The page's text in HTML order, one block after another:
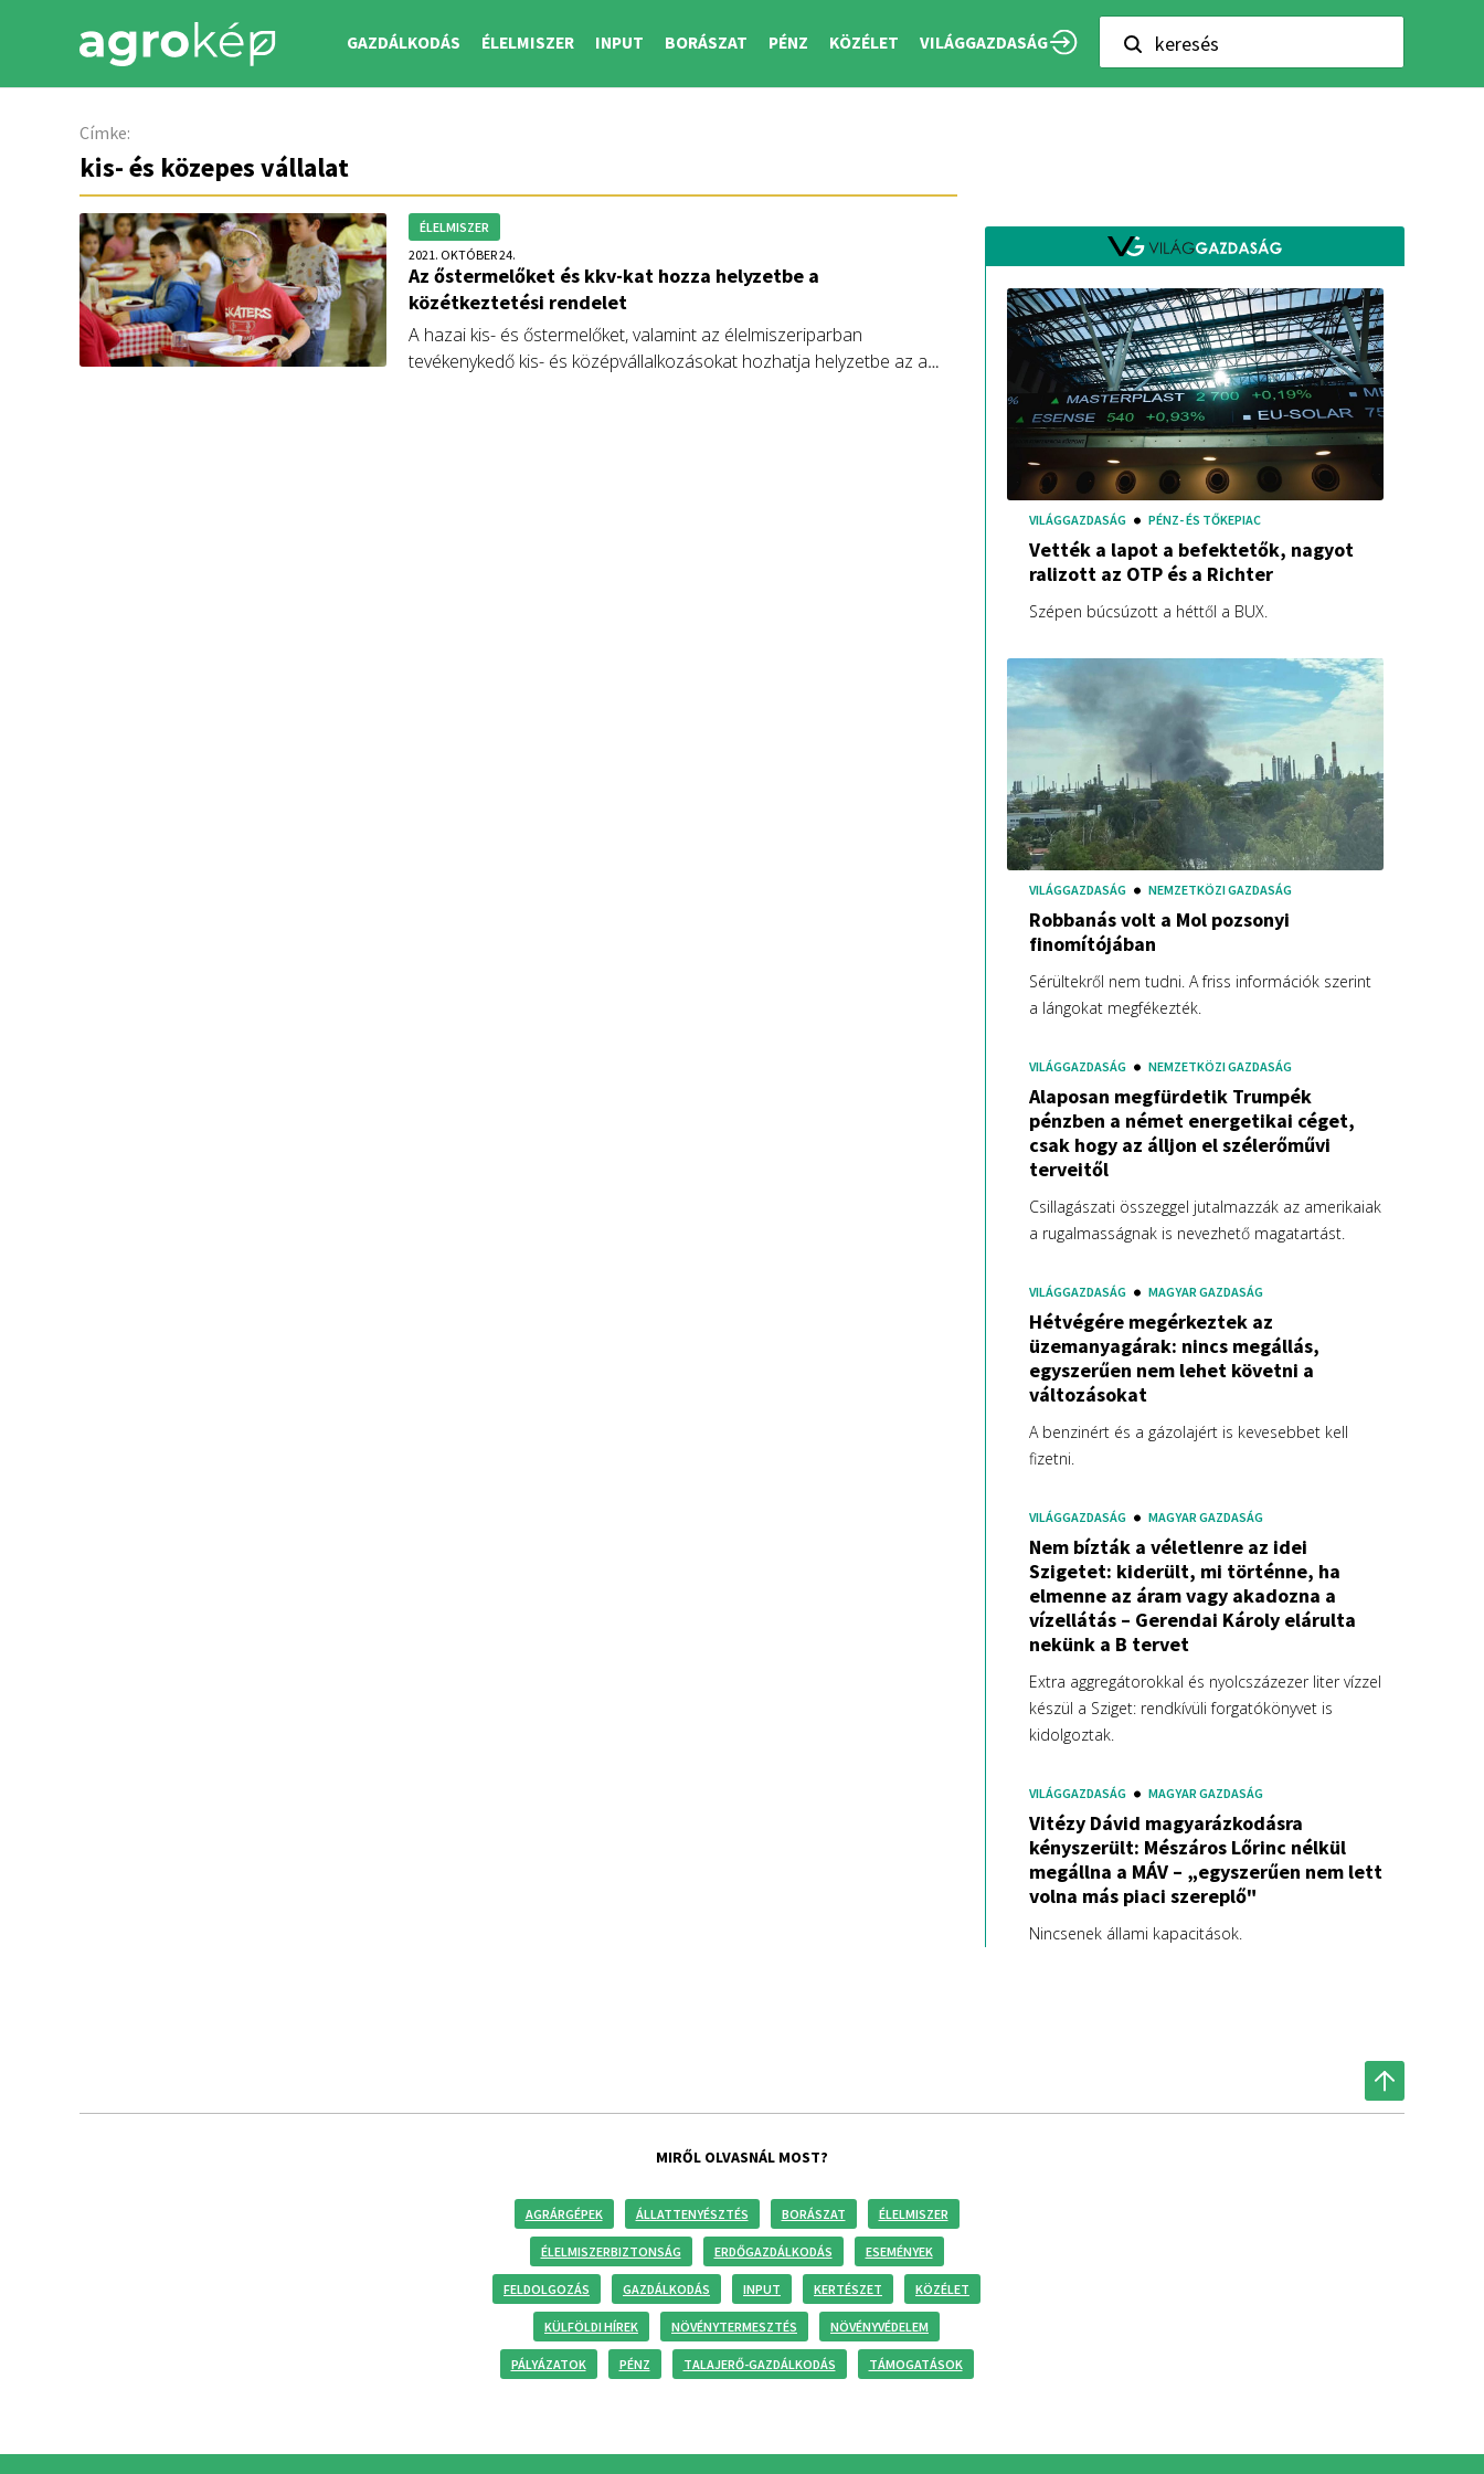
GAZDÁLKODÁS ÉLELMISZER INPUT BORÁSZAT PÉNZ KÖZÉLET VILÁGGAZDASÁG keresés
Címke:
kis- és közepes vállalat
ÉLELMISZER
2021. OKTÓBER 24.
Az őstermelőket és kkv-kat hozza helyzetbe a
közétkeztetési rendelet
A hazai kis- és őstermelőket, valamint az élelmiszeriparban
tevékenykedő kis- és középvállalkozásokat hozhatja helyzetbe az a
VILÁGGAZDASÁG PÉNZ- ÉS TŐKEPIAC
Vették a lapot a befektetők, nagyot
ralizott az OTP és a Richter
Szépen búcsúzott a héttől a BUX.
VILÁGGAZDASÁG NEMZETKÖZI GAZDASÁG
Robbanás volt a Mol pozsonyi
finomítójában
Sérültekről nem tudni. A friss információk szerint
a lángokat megfékezték.
VILÁGGAZDASÁG NEMZETKÖZI GAZDASÁG
Alaposan megfürdetik Trumpék
pénzben a német energetikai céget,
csak hogy az álljon el szélerőművi
terveitől
Csillagászati összeggel jutalmazzák az amerikaiak
a rugalmasságnak is nevezhető magatartást.
VILÁGGAZDASÁG MAGYAR GAZDASÁG
Hétvégére megérkeztek az
üzemanyagárak: nincs megállás,
egyszerűen nem lehet követni a
változásokat
A benzinért és a gázolajért is kevesebbet kell
fizetni.
VILÁGGAZDASÁG MAGYAR GAZDASÁG
Nem bízták a véletlenre az idei
Szigetet: kiderült, mi történne, ha
elmenne az áram vagy akadozna a
vízellátás – Gerendai Károly elárulta
nekünk a B tervet
Extra aggregátorokkal és nyolcszázezer liter vízzel
készül a Sziget: rendkívüli forgatókönyvet is
kidolgoztak.
VILÁGGAZDASÁG MAGYAR GAZDASÁG
Vitézy Dávid magyarázkodásra
kényszerült: Mészáros Lőrinc nélkül
megállna a MÁV – „egyszerűen nem lett
volna más piaci szereplő"
Nincsenek állami kapacitások.
MIRŐL OLVASNÁL MOST?
AGRÁRGÉPEK ÁLLATTENYÉSZTÉS BORÁSZAT ÉLELMISZER
ÉLELMISZERBIZTONSÁG ERDŐGAZDÁLKODÁS ESEMÉNYEK
FELDOLGOZÁS GAZDÁLKODÁS INPUT KERTÉSZET KÖZÉLET
KÜLFÖLDI HÍREK NÖVÉNYTERMESZTÉS NÖVÉNYVÉDELEM
PÁLYÁZATOK PÉNZ TALAJERŐ-GAZDÁLKODÁS TÁMOGATÁSOK